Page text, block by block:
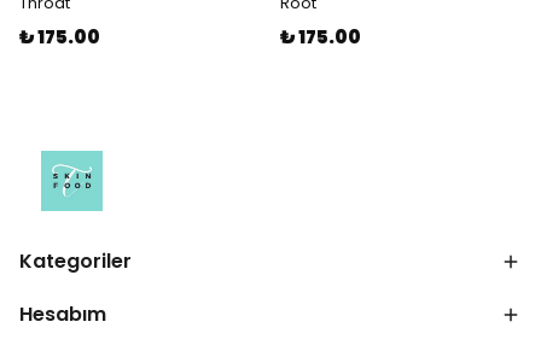
₺ 175.00 ₺ 175.00
Kategoriler
Hesabım